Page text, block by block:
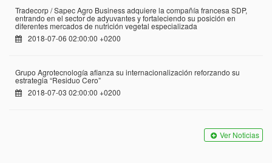
Tradecorp / Sapec Agro Business adquiere la compañía francesa SDP,
entrando en el sector de adyuvantes y fortaleciendo su posición en
diferentes mercados de nutrición vegetal especializada
2018-07-06 02:00:00 +0200
Grupo Agrotecnología afianza su internacionalización reforzando su
estrategia “Residuo Cero”
2018-07-03 02:00:00 +0200
Ver Noticias